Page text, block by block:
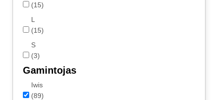
(15)
L
(15)
S
(3)
Gamintojas
Iwis
(89)